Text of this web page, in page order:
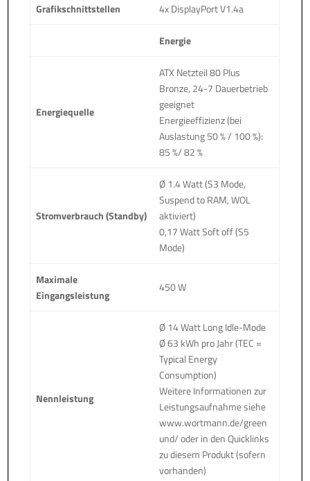
Grafikschnittstellen 4x DisplayPort V1.4a
Energie
Energiequelle
ATX Netzteil 80 Plus
Bronze, 24-7 Dauerbetrieb
geeignet
Energieeffizienz (bei
Auslastung 50 % / 100 %):
85 %/ 82 %
Stromverbrauch (Standby)
Ø 1.4 Watt (S3 Mode,
Suspend to RAM, WOL
aktiviert)
0,17 Watt Soft off (S5
Mode)
Maximale
Eingangsleistung
450 W
Nennleistung
Ø 14 Watt Long Idle-Mode
Ø 63 kWh pro Jahr (TEC =
Typical Energy
Consumption)
Weitere Informationen zur
Leistungsaufnahme siehe
www.wortmann.de/green
und/ oder in den Quicklinks
zu diesem Produkt (sofern
vorhanden)